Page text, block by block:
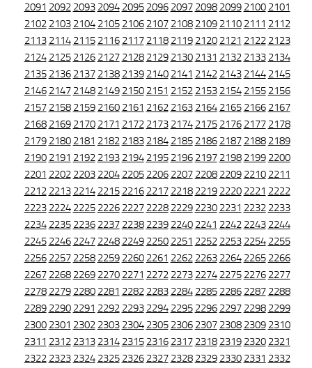
2091 2092 2093 2094 2095 2096 2097 2098 2099 2100 2101
2102 2103 2104 2105 2106 2107 2108 2109 2110 2111 2112
2113 2114 2115 2116 2117 2118 2119 2120 2121 2122 2123
2124 2125 2126 2127 2128 2129 2130 2131 2132 2133 2134
2135 2136 2137 2138 2139 2140 2141 2142 2143 2144 2145
2146 2147 2148 2149 2150 2151 2152 2153 2154 2155 2156
2157 2158 2159 2160 2161 2162 2163 2164 2165 2166 2167
2168 2169 2170 2171 2172 2173 2174 2175 2176 2177 2178
2179 2180 2181 2182 2183 2184 2185 2186 2187 2188 2189
2190 2191 2192 2193 2194 2195 2196 2197 2198 2199 2200
2201 2202 2203 2204 2205 2206 2207 2208 2209 2210 2211
2212 2213 2214 2215 2216 2217 2218 2219 2220 2221 2222
2223 2224 2225 2226 2227 2228 2229 2230 2231 2232 2233
2234 2235 2236 2237 2238 2239 2240 2241 2242 2243 2244
2245 2246 2247 2248 2249 2250 2251 2252 2253 2254 2255
2256 2257 2258 2259 2260 2261 2262 2263 2264 2265 2266
2267 2268 2269 2270 2271 2272 2273 2274 2275 2276 2277
2278 2279 2280 2281 2282 2283 2284 2285 2286 2287 2288
2289 2290 2291 2292 2293 2294 2295 2296 2297 2298 2299
2300 2301 2302 2303 2304 2305 2306 2307 2308 2309 2310
2311 2312 2313 2314 2315 2316 2317 2318 2319 2320 2321
2322 2323 2324 2325 2326 2327 2328 2329 2330 2331 2332